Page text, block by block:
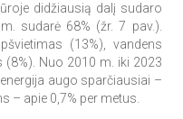
didžiausią dalį sudaro
sudarė 68% (žr. 7 pav.).
(13%), vandens
Nuo 2010 m. iki 2023
augo sparčiausiai –
– apie 0,7% per metus.